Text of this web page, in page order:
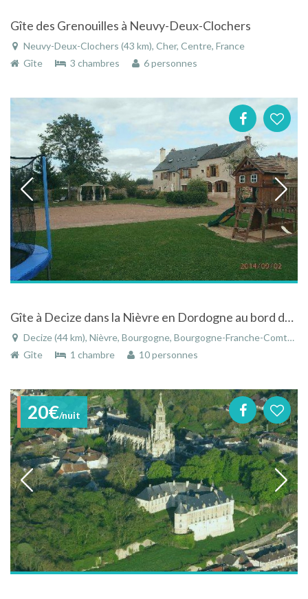
Gîte des Grenouilles à Neuvy-Deux-Clochers
Neuvy-Deux-Clochers (43 km), Cher, Centre, France
Gîte
3 chambres 6 personnes
Gîte à Decize dans la Nièvre en Dordogne au bord de la Loire
Decize (44 km), Nièvre, Bourgogne, Bourgogne-Franche-Comté, France
Gîte
1 chambre 10 personnes
20€/nuit